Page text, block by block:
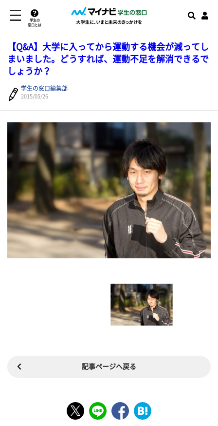
学生の
窓口とは
【Q&A】大学に入ってから運動する機会が減ってし
まいました。どうすれば、運動不足を解消できるで
しょうか？
学生の窓口編集部
2015/05/26
記事ページへ戻る